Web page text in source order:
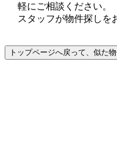
軽にご相談ください。
スタッフが物件探しを